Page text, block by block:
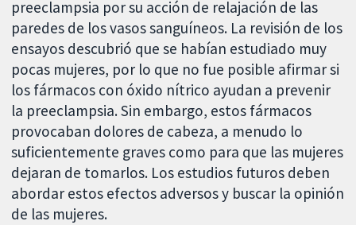
preeclampsia por su acción de relajación de las
paredes de los vasos sanguíneos. La revisión de los
ensayos descubrió que se habían estudiado muy
pocas mujeres, por lo que no fue posible afirmar si
los fármacos con óxido nítrico ayudan a prevenir
la preeclampsia. Sin embargo, estos fármacos
provocaban dolores de cabeza, a menudo lo
suficientemente graves como para que las mujeres
dejaran de tomarlos. Los estudios futuros deben
abordar estos efectos adversos y buscar la opinión
de las mujeres.